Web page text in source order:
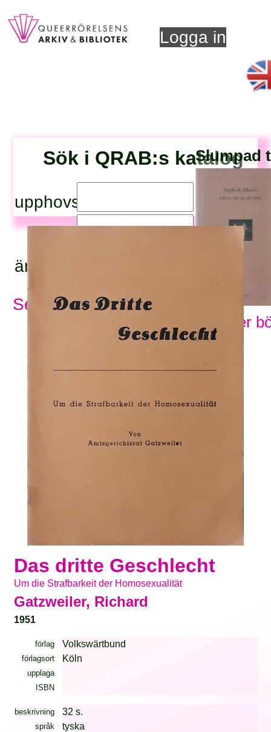
Logga in
Sök i QRAB:s katalog
upphovsperson:
ämnesord:
Se alla ämnesord
Slumpad
Visa fler
Das dritte Geschlecht
Um die Strafbarkeit der Homosexualität
Gatzweiler, Richard
1951
förlag Volkswärtbund
förlagsort Köln
upplaga
ISBN
beskrivning 32 s.
språk tyska